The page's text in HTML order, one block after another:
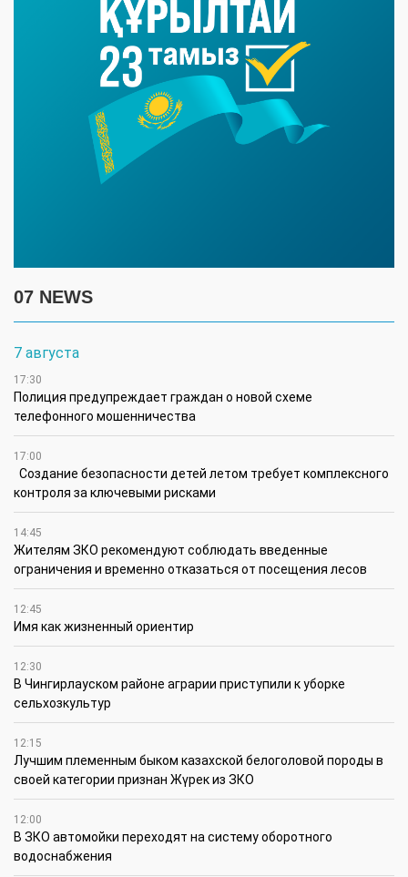
07 NEWS
7 августа
17:30
Полиция предупреждает граждан о новой схеме
телефонного мошенничества
17:00
Создание безопасности детей летом требует комплексного
контроля за ключевыми рисками
14:45
Жителям ЗКО рекомендуют соблюдать введенные
ограничения и временно отказаться от посещения лесов
12:45
Имя как жизненный ориентир
12:30
В Чингирлауском районе аграрии приступили к уборке
сельхозкультур
12:15
Лучшим племенным быком казахской белоголовой породы в
своей категории признан Жүрек из ЗКО
12:00
В ЗКО автомойки переходят на систему оборотного
водоснабжения